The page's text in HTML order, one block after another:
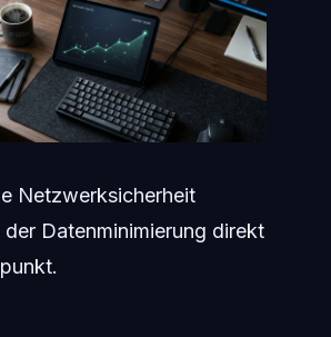
Netzwerksicherheit
Datenminimierung direkt